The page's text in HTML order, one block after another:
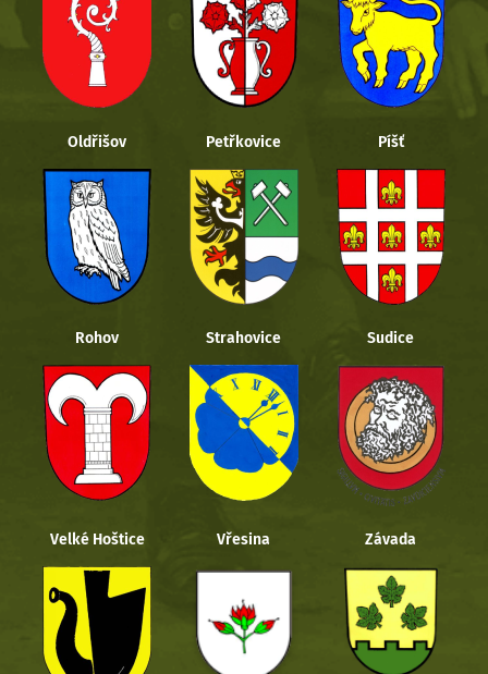
Oldřišov Petřkovice Píšť
Rohov Strahovice Sudice
Velké Hoštice Vřesina Závada